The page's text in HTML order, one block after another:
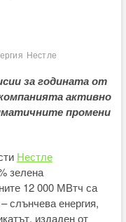
Нестле
за годината от
активно
промени
Нестле
зелена
12 000 МВтч са
слънчева енергия,
издаден от